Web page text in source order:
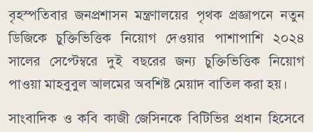
বৃহস্পতিবার জনপ্রশাসন মন্ত্রণালয়ের ‍পৃথক প্রজ্ঞাপনে নতুন
ডিজিকে চুক্তিভিত্তিক নিয়োগ দেওয়ার পাশাপাশি ২০২৪
সালের সেপ্টেম্বরে দুই বছরের জন্য চুক্তিভিত্তিক নিয়োগ
পাওয়া মাহবুবুল আলমের অবশিষ্ট মেয়াদ বাতিল করা হয়।
সাংবাদিক ও কবি কাজী জেসিনকে বিটিভির প্রধান হিসেবে